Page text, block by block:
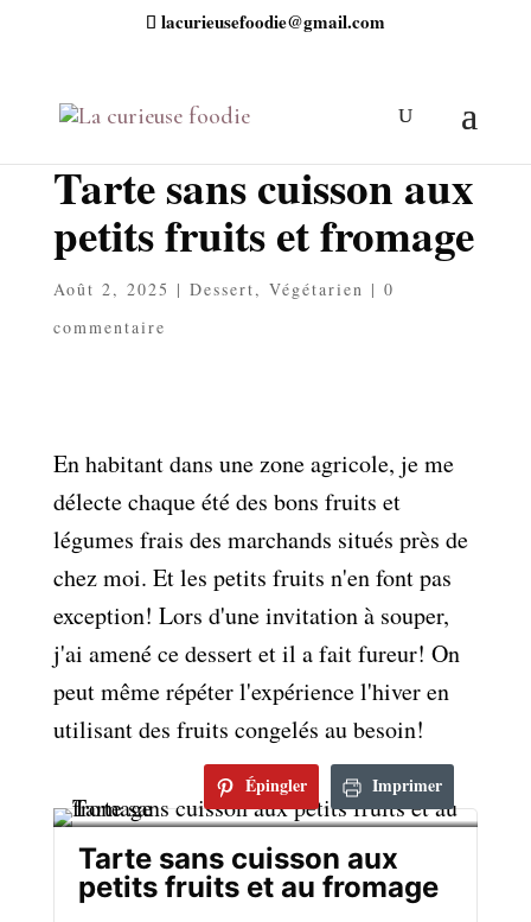
lacurieusefoodie@gmail.com
Tarte sans cuisson aux
petits fruits et fromage
Août 2, 2025 | Dessert, Végétarien | 0
commentaire
En habitant dans une zone agricole, je me
délecte chaque été des bons fruits et
légumes frais des marchands situés près de
chez moi. Et les petits fruits n'en font pas
exception! Lors d'une invitation à souper,
j'ai amené ce dessert et il a fait fureur! On
peut même répéter l'expérience l'hiver en
utilisant des fruits congelés au besoin!
Épingler Imprimer
Tarte sans cuisson aux
petits fruits et au fromage